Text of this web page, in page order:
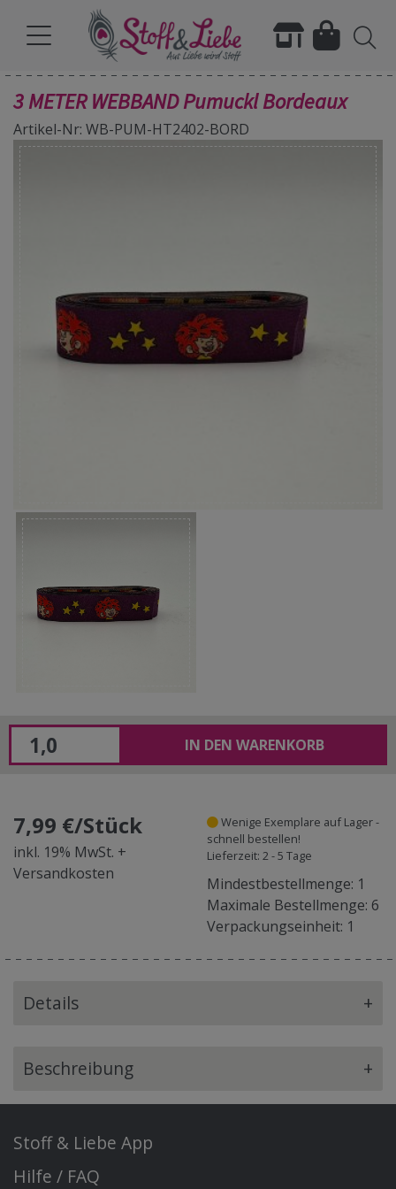
3 METER WEBBAND Pumuckl Bordeaux
Artikel-Nr: WB-PUM-HT2402-BORD
IN DEN WARENKORB
7,99 €/Stück
inkl. 19% MwSt. +
Versandkosten
Wenige Exemplare auf Lager -
schnell bestellen!
Lieferzeit: 2 - 5 Tage
Mindestbestellmenge: 1
Maximale Bestellmenge: 6
Verpackungseinheit: 1
Details +
Beschreibung +
Stoff & Liebe App
Hilfe / FAQ